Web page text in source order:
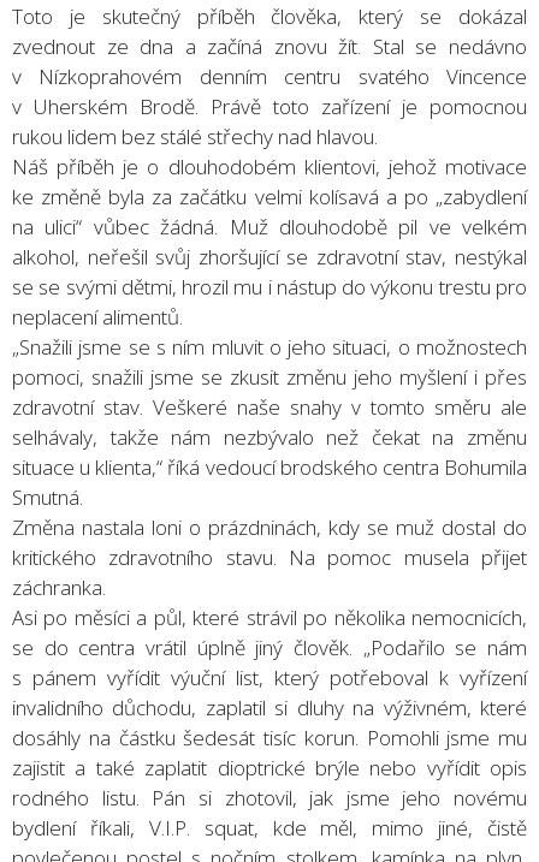
Toto je skutečný příběh člověka, který se dokázal
zvednout ze dna a začíná znovu žít. Stal se nedávno
v Nízkoprahovém denním centru svatého Vincence
v Uherském Brodě. Právě toto zařízení je pomocnou
rukou lidem bez stálé střechy nad hlavou.
Náš příběh je o dlouhodobém klientovi, jehož motivace
ke změně byla za začátku velmi kolísavá a po „zabydlení
na ulici“ vůbec žádná. Muž dlouhodobě pil ve velkém
alkohol, neřešil svůj zhoršující se zdravotní stav, nestýkal
se se svými dětmi, hrozil mu i nástup do výkonu trestu pro
neplacení alimentů.
„Snažili jsme se s ním mluvit o jeho situaci, o možnostech
pomoci, snažili jsme se zkusit změnu jeho myšlení i přes
zdravotní stav. Veškeré naše snahy v tomto směru ale
selhávaly, takže nám nezbývalo než čekat na změnu
situace u klienta,“ říká vedoucí brodského centra Bohumila
Smutná.
Změna nastala loni o prázdninách, kdy se muž dostal do
kritického zdravotního stavu. Na pomoc musela přijet
záchranka.
Asi po měsíci a půl, které strávil po několika nemocnicích,
se do centra vrátil úplně jiný člověk. „Podařilo se nám
s pánem vyřídit výuční list, který potřeboval k vyřízení
invalidního důchodu, zaplatil si dluhy na výživném, které
dosáhly na částku šedesát tisíc korun. Pomohli jsme mu
zajistit a také zaplatit dioptrické brýle nebo vyřídit opis
rodného listu. Pán si zhotovil, jak jsme jeho novému
bydlení říkali, V.I.P. squat, kde měl, mimo jiné, čistě